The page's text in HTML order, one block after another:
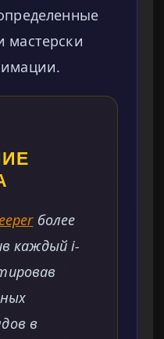
мастерски
более
каждый i-
в